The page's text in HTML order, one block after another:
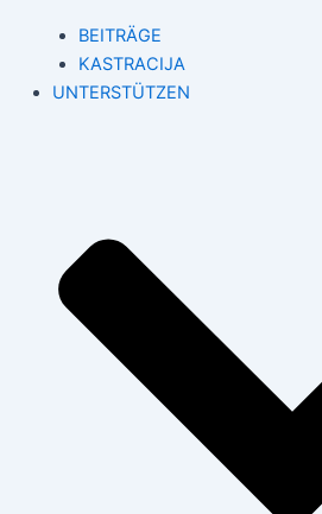
BEITRÄGE
KASTRACIJA
UNTERSTÜTZEN